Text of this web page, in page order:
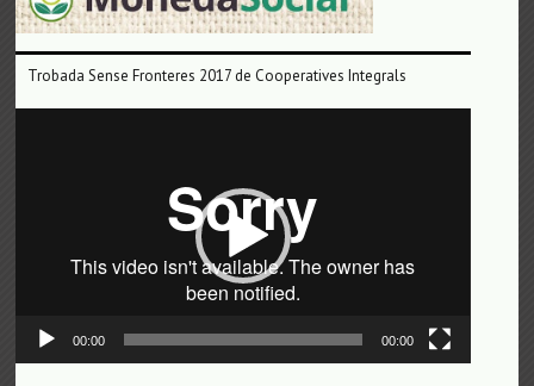
Trobada Sense Fronteres 2017 de Cooperatives Integrals
00:00 00:00